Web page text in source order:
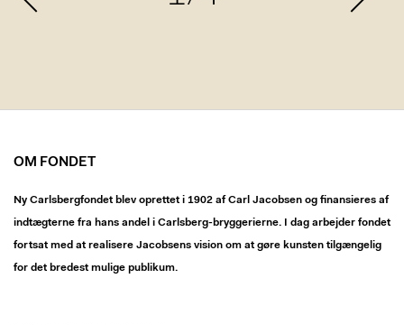
OM FONDET
Ny Carlsbergfondet blev oprettet i 1902 af Carl Jacobsen og finansieres af
indtægterne fra hans andel i Carlsberg-bryggerierne. I dag arbejder fondet
fortsat med at realisere Jacobsens vision om at gøre kunsten tilgængelig
for det bredest mulige publikum.